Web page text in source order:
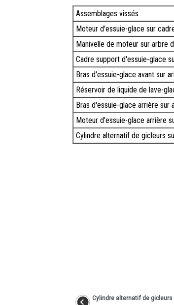
Assemblages vissés
Moteur d'essuie-glace sur
Manivelle de moteur sur arbre
Cadre support d'essuie-glace
Bras d'essuie-glace avant sur
Réservoir de liquide de lave-
Bras d'essuie-glace arrière
Moteur d'essuie-glace arrière
Cylindre alternatif de gicleurs
Cylindre alternatif de gicleurs